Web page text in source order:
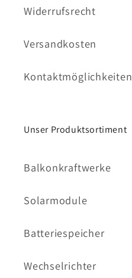
Widerrufsrecht
Versandkosten
Kontaktmöglichkeiten
Unser Produktsortiment
Balkonkraftwerke
Solarmodule
Batteriespeicher
Wechselrichter